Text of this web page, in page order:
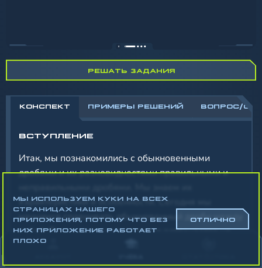
ВСТУПЛЕНИЕ
Итак, мы познакомились с обыкновенными
дробями и их разновидностями правильными и
характеристики и особенности. Сегодня мы
научимся сравнивать обыкновенный дроби между
собой. Такое задание регулярно встречается на
проверочных и самостоятельных работах. Оно
КОНСПЕКТ ПРИМЕРЫ РЕШЕНИЙ ВОПРОС/
РЕШАТЬ ЗАДАНИЯ
МЫ ИСПОЛЬЗУЕМ КУКИ НА ВСЕХ
СТРАНИЦАХ НАШЕГО
ПРИЛОЖЕНИЯ, ПОТОМУ ЧТО БЕЗ
НИХ ПРИЛОЖЕНИЕ РАБОТАЕТ
ПЛОХО
ОТЛИЧНО